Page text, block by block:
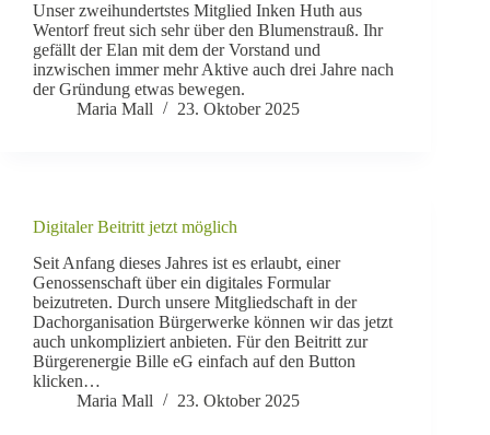
Unser zweihundertstes Mitglied Inken Huth aus
Wentorf freut sich sehr über den Blumenstrauß. Ihr
gefällt der Elan mit dem der Vorstand und
inzwischen immer mehr Aktive auch drei Jahre nach
der Gründung etwas bewegen.
Maria Mall
23. Oktober 2025
Digitaler Beitritt jetzt möglich
Seit Anfang dieses Jahres ist es erlaubt, einer
Genossenschaft über ein digitales Formular
beizutreten. Durch unsere Mitgliedschaft in der
Dachorganisation Bürgerwerke können wir das jetzt
auch unkompliziert anbieten. Für den Beitritt zur
Bürgerenergie Bille eG einfach auf den Button
klicken…
Maria Mall
23. Oktober 2025